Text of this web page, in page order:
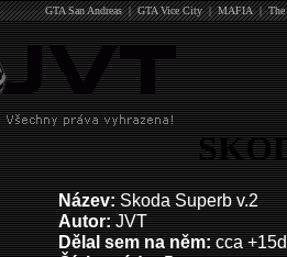
GTA San Andreas|GTA Vice City|MAFIA|
Název:Skoda Superb v.2
Autor:JVT
Dělal sem na něm:cca